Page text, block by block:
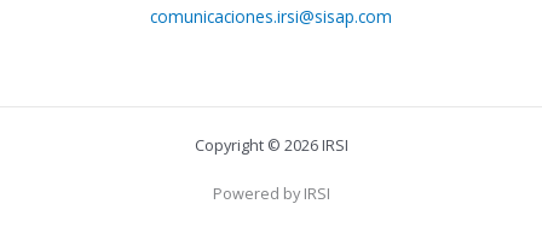
comunicaciones.irsi@sisap.com
Copyright © 2026 IRSI
Powered by IRSI